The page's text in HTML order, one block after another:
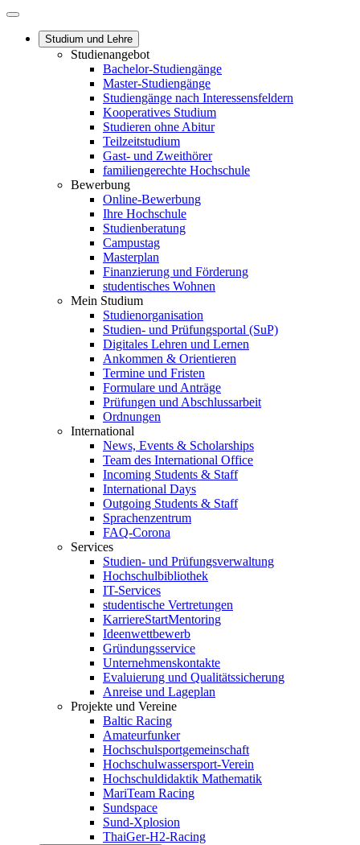
Studium und Lehre
Studienangebot
Bachelor-Studiengänge
Master-Studiengänge
Studiengänge nach Interessensfeldern
Kooperatives Studium
Studieren ohne Abitur
Teilzeitstudium
Gast- und Zweithörer
familiengerechte Hochschule
Bewerbung
Online-Bewerbung
Ihre Hochschule
Studienberatung
Campustag
Masterplan
Finanzierung und Förderung
studentisches Wohnen
Mein Studium
Studienorganisation
Studien- und Prüfungsportal (SuP)
Digitales Lehren und Lernen
Ankommen & Orientieren
Termine und Fristen
Formulare und Anträge
Prüfungen und Abschlussarbeit
Ordnungen
International
News, Events & Scholarships
Team des International Office
Incoming Students & Staff
International Days
Outgoing Students & Staff
Sprachenzentrum
FAQ-Corona
Services
Studien- und Prüfungsverwaltung
Hochschulbibliothek
IT-Services
studentische Vertretungen
KarriereStartMentoring
Ideenwettbewerb
Gründungsservice
Unternehmenskontakte
Evaluierung und Qualitätssicherung
Anreise und Lageplan
Projekte und Vereine
Baltic Racing
Amateurfunker
Hochschulsportgemeinschaft
Hochschulwassersport-Verein
Hochschuldidaktik Mathematik
MariTeam Racing
Sundspace
Sund-Xplosion
ThaiGer-H2-Racing